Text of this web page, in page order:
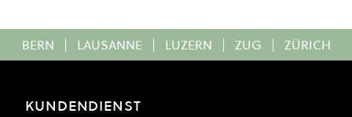
BERN | LAUSANNE | LUZERN | ZUG | ZÜRICH
KUNDENDIENST